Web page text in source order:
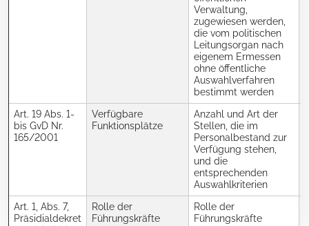
Verwaltung,
zugewiesen werden,
die vom politischen
Leitungsorgan nach
eigenem Ermessen
ohne öffentliche
Auswahlverfahren
bestimmt werden
Art. 19 Abs. 1-
bis GvD Nr.
165/2001
Verfügbare
Funktionsplätze
Anzahl und Art der
Stellen, die im
Personalbestand zur
Verfügung stehen,
und die
entsprechenden
Auswahlkriterien
Art. 1, Abs. 7,
Präsidialdekret
Rolle der
Führungskräfte
Rolle der
Führungskräfte